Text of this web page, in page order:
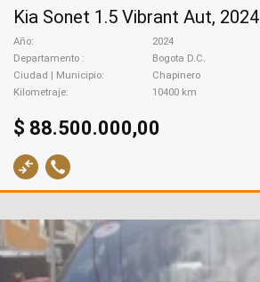
Kia Sonet 1.5 Vibrant Aut, 2024
Año
2024
Departamento
Bogota D.C.
Ciudad | Municipio
Chapinero
Kilometraje
10400 km
$ 88.500.000,00